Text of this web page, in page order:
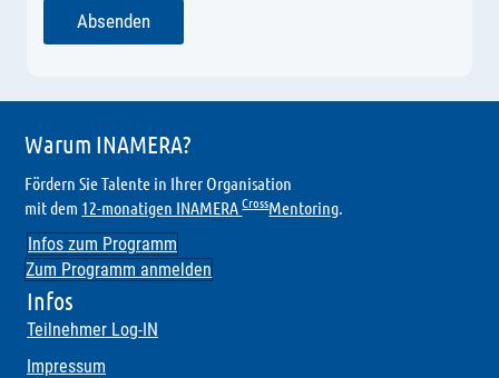
Absenden
Infos
Teilnehmer Log-IN
Impressum
Warum INAMERA?
Fördern Sie Talente in Ihrer Organisation
mit dem 12-monatigen INAMERACrossMentoring.
Infos zum Programm
Zum Programm anmelden